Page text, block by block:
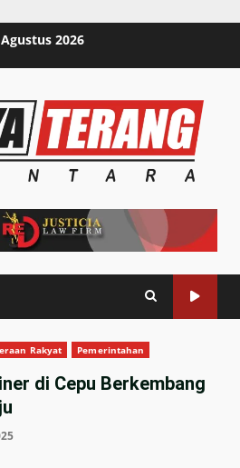
2026
Rakyat Pemerintahan
di Cepu Berkembang